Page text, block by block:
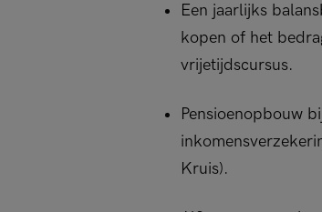
Een jaarlijks
kopen of het
vrijetijdscursus.
Pensioenopbouw
Kruis).